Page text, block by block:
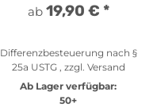
ab 19,90 € *
Differenzbesteuerung nach §
25a USTG , zzgl. Versand
Ab Lager verfügbar:
50+